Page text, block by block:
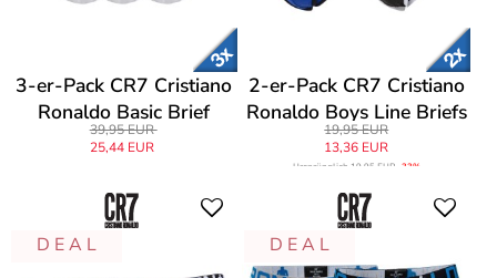
3-er-Pack CR7 Cristiano
Ronaldo Basic Brief
39,95 EUR
25,44 EUR
2-er-Pack CR7 Cristiano
Ronaldo Boys Line Briefs
19,95 EUR
13,36 EUR
Ursprünglich 19,95 EUR -33%
D E A L D E A L